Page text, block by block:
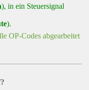
), in ein Steuersignal
).
OP-Codes abgearbeitet